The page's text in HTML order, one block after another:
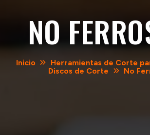
NO
Inicio
Herramientas de Corte
Discos de Corte
No